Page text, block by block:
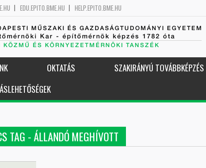
EDU.EPITO.BME.HU HELP.EPITO.BME.HU
MŰSZAKI ÉS GAZDASÁGTUDOMÁNYI EGYETEM
Kar - építőmérnök képzés 1782 óta
KÖZMŰ ÉS KÖRNYEZETMÉRNÖKI TANSZÉK
OKTATÁS SZAKIRÁNYÚ TOVÁBBKÉPZÉS
TAG - ÁLLANDÓ MEGHÍVOTT